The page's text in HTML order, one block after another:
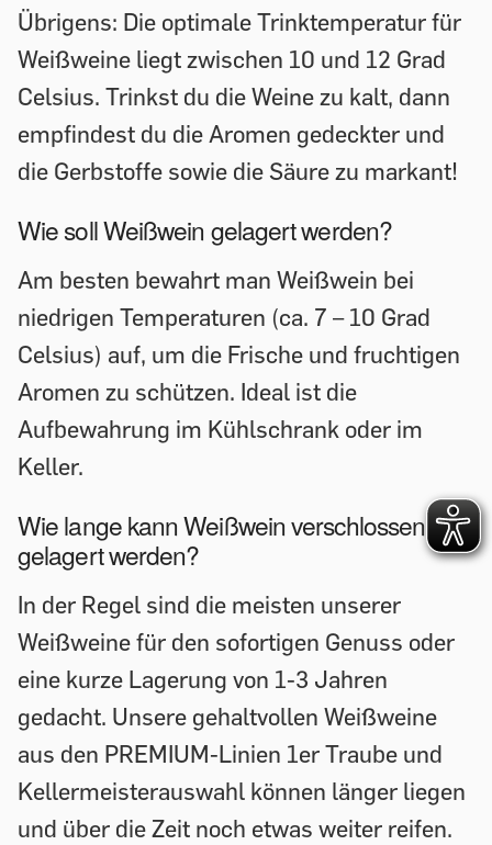
Übrigens: Die optimale Trinktemperatur für
Weißweine liegt zwischen 10 und 12 Grad
Celsius. Trinkst du die Weine zu kalt, dann
empfindest du die Aromen gedeckter und
die Gerbstoffe sowie die Säure zu markant!
Wie soll Weißwein gelagert werden?
Am besten bewahrt man Weißwein bei
niedrigen Temperaturen (ca. 7 – 10 Grad
Celsius) auf, um die Frische und fruchtigen
Aromen zu schützen. Ideal ist die
Aufbewahrung im Kühlschrank oder im
Keller.
Wie lange kann Weißwein verschlossen
gelagert werden?
In der Regel sind die meisten unserer
Weißweine für den sofortigen Genuss oder
eine kurze Lagerung von 1-3 Jahren
gedacht. Unsere gehaltvollen Weißweine
aus den PREMIUM-Linien 1er Traube und
Kellermeisterauswahl können länger liegen
und über die Zeit noch etwas weiter reifen.